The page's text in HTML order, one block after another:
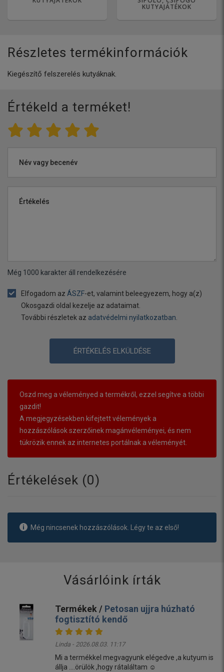
KUTYAJÁTÉKOK
Részletes termékinformációk
Kiegészítő felszerelés kutyáknak.
Értékeld a terméket!
Név vagy becenév
Értékelés
Még 1000 karakter áll rendelkezésére
Elfogadom az ÁSZF-et, valamint beleegyezem, hogy a(z)
Okosgazdi oldal kezelje az adataimat.
További részletek az adatvédelmi nyilatkozatban
ÉRTÉKELÉS ELKÜLDÉSE
Oszd meg a véleményed a termékről, ezzel segítve a többi
gazdit!
A megjegyzésekben kifejtett vélemények a
hozzászólások szerzőinek magánvéleményei, és nem
tükrözik ennek az internetes portálnak a véleményét.
Értékelések (0)
Még nincsenek hozzászólások. Légy te az első!
Vásárlóink írták
Termékek / Petosan ujjra húzható
fogtisztító kendő
Linda - 2026.08.03. 11:17
Mi a termékkel megvagyunk elégedve ,a kutyum is
állja ....örülök ,hogy rátaláltam ☺️